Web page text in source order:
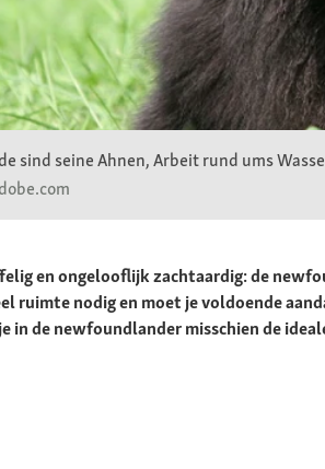
sind seine Ahnen, Arbeit rund ums
en ongelooflijk zachtaardig: de
ruimte nodig en moet je voldoende
in de newfoundlander misschien de